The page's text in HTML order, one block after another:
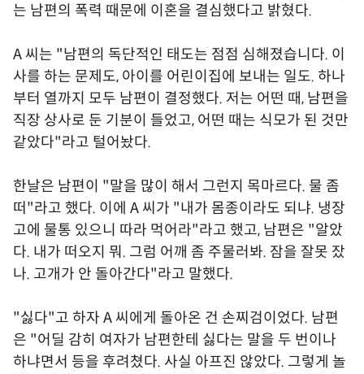
는 남편의 폭력 때문에 이혼을 결심했다고 밝혔다.
A 씨는 "남편의 독단적인 태도는 점점 심해졌습니다. 이
사를 하는 문제도, 아이를 어린이집에 보내는 일도. 하나
부터 열까지 모두 남편이 결정했다. 저는 어떤 때, 남편을
직장 상사로 둔 기분이 들었고, 어떤 때는 식모가 된 것만
같았다"라고 털어놨다.
한날은 남편이 "말을 많이 해서 그런지 목마르다. 물 좀
떠"라고 했다. 이에 A 씨가 "내가 몸종이라도 되냐. 냉장
고에 물통 있으니 따라 먹어라"라고 했고, 남편은 "알았
다. 내가 떠오지 뭐. 그럼 어깨 좀 주물러봐. 잠을 잘못 잤
나. 고개가 안 돌아간다"라고 말했다.
"싫다"고 하자 A 씨에게 돌아온 건 손찌검이었다. 남편
은 "어딜 감히 여자가 남편한테 싫다는 말을 두 번이나
하냐면서 등을 후려쳤다. 사실 아프진 않았다. 그렇게 놀